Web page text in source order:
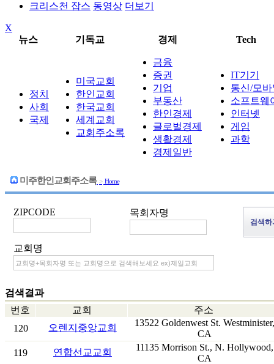
크리스천 잡스 동영상 더보기
X
뉴스
기독교 경제 Tech
정치
사회
국제
미국교회
한인교회
한국교회
세계교회
교회주소록
금융
증권
기업
부동산
한인경제
글로벌경제
생활경제
경제일반
IT기기
통신/모
소프트웨
인터넷
게임
과학
미주한인교회주소록 > Home
ZIPCODE 목회자명
교회명
검색결과
번호
교회
주소
120
오렌지중앙교회
13522 Goldenwest St. Westminister,
CA
119
연합선교교회
11135 Morrison St., N. Hollywood,
CA